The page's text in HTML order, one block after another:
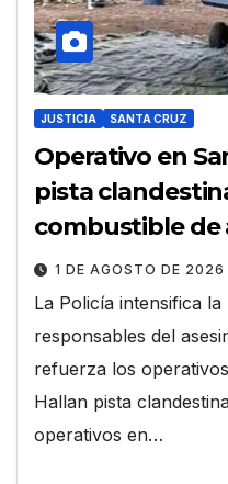
JUSTICIA SANTA CRUZ
Operativo en
pista
combustible de
1 DE AGOSTO DE 2026
La Policía intensifica
responsables del
refuerza los
Hallan pista
operativos en…